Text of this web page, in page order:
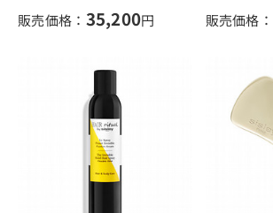
販売価格： 35,200円 販売価格：